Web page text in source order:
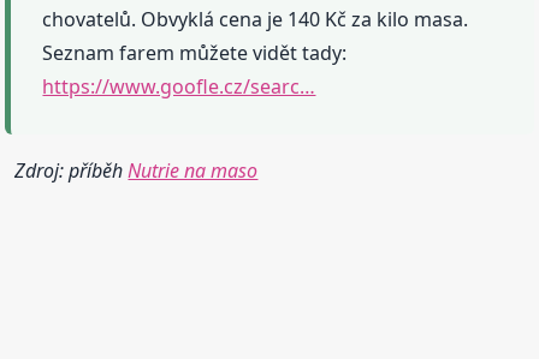
chovatelů. Obvyklá cena je 140 Kč za kilo masa.
Seznam farem můžete vidět tady:
https://www.goofle.cz/searc…
Zdroj: příběhNutrie na maso